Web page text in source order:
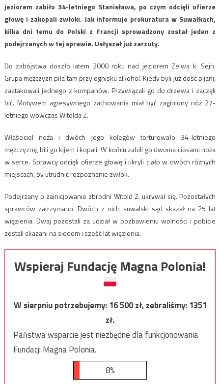
jeziorem zabiło 34-letniego Stanisława, po czym odcięli ofierze
głowę i zakopali zwłoki. Jak informuje prokuratura w Suwałkach,
kilka dni temu do Polski z Francji sprowadzony został jeden z
podejrzanych w tej sprawie. Usłyszał już zarzuty.
Do zabójstwa doszło latem 2000 roku nad jeziorem Zelwa k. Sejn.
Grupa mężczyzn piła tam przy ognisku alkohol. Kiedy byli już dość pijani,
zaatakowali jednego z kompanów. Przywiązali go do drzewa i zaczęli
bić. Motywem agresywnego zachowania miał być zaginiony nóż 27-
letniego wówczas Witolda Z.
Właściciel noża i dwóch jego kolegów torturowało 34-letniego
mężczyznę, bili go kijem i kopali. W końcu zabili go dwoma ciosami noża
w serce. Sprawcy odcięli ofierze głowę i ukryli ciało w dwóch różnych
miejscach, by utrudnić rozpoznanie zwłok.
Podejrzany o zainicjowanie zbrodni Witold Z. ukrywał się. Pozostałych
sprawców zatrzymano. Dwóch z nich suwalski sąd skazał na 25 lat
więzienia. Dwaj pozostali za udział w pozbawieniu wolności i pobicie
zostali skazani na siedem i sześć lat więzienia.
Wspieraj Fundację Magna Polonia!
W sierpniu potrzebujemy:16 500zł, zebraliśmy:1351
zł.
Państwa wsparcie jest niezbędne dla funkcjonowania
Fundacji Magna Polonia.
8%